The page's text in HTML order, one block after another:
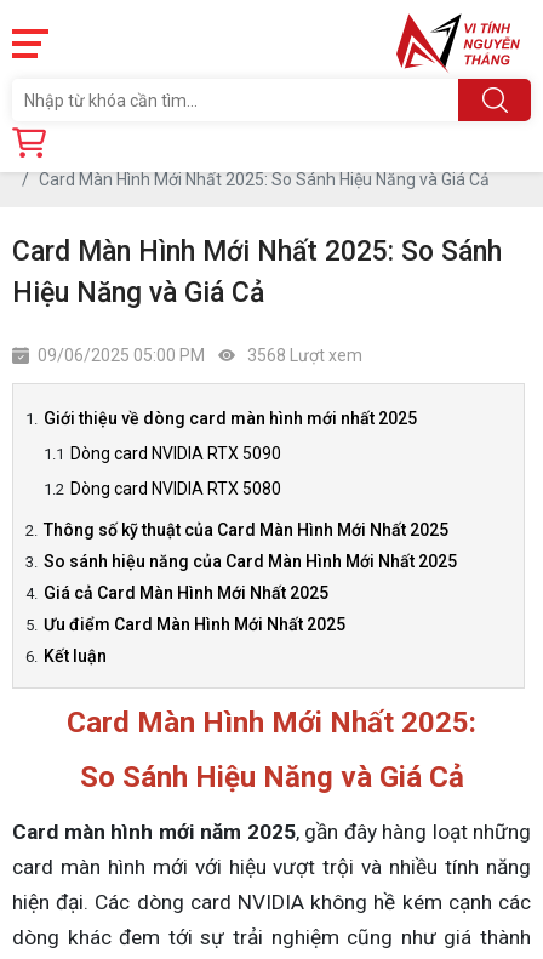
Trang chủ
Card Màn Hình Mới Nhất 2025: So Sánh Hiệu Năng và Giá Cả
Card Màn Hình Mới Nhất 2025: So Sánh
Hiệu Năng và Giá Cả
09/06/2025 05:00 PM 3568 Lượt xem
Giới thiệu về dòng card màn hình mới nhất 2025
Dòng card NVIDIA RTX 5090
Dòng card NVIDIA RTX 5080
Thông số kỹ thuật của Card Màn Hình Mới Nhất 2025
So sánh hiệu năng của Card Màn Hình Mới Nhất 2025
Giá cả Card Màn Hình Mới Nhất 2025
Ưu điểm Card Màn Hình Mới Nhất 2025
Kết luận
Card Màn Hình Mới Nhất 2025:
So Sánh Hiệu Năng và Giá Cả
Card màn hình mới năm 2025, gần đây hàng loạt những
card màn hình mới với hiệu vượt trội và nhiều tính năng
hiện đại. Các dòng card NVIDIA không hề kém cạnh các
dòng khác đem tới sự trải nghiệm cũng như giá thành